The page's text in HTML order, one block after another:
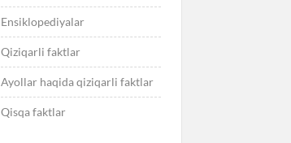
Ensiklopediyalar
Qiziqarli faktlar
Ayollar haqida qiziqarli faktlar
Qisqa faktlar